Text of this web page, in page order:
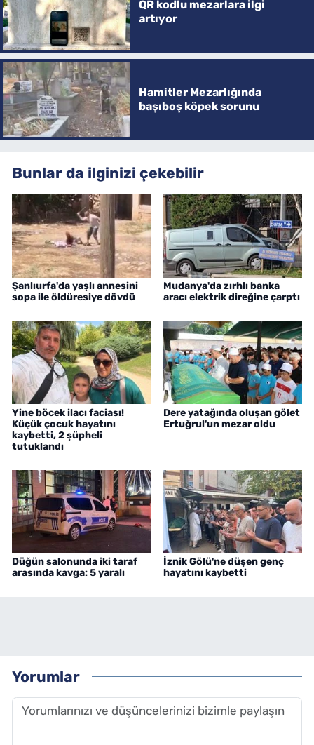
QR kodlu mezarlara ilgi
artıyor
Hamitler Mezarlığında
başıboş köpek sorunu
Bunlar da ilginizi çekebilir
Şanlıurfa'da yaşlı annesini
sopa ile öldüresiye dövdü
Mudanya'da zırhlı banka
aracı elektrik direğine çarptı
Yine böcek ilacı faciası!
Küçük çocuk hayatını
kaybetti, 2 şüpheli
tutuklandı
Dere yatağında oluşan gölet
Ertuğrul'un mezar oldu
Düğün salonunda iki taraf
arasında kavga: 5 yaralı
İznik Gölü'ne düşen genç
hayatını kaybetti
Yorumlar